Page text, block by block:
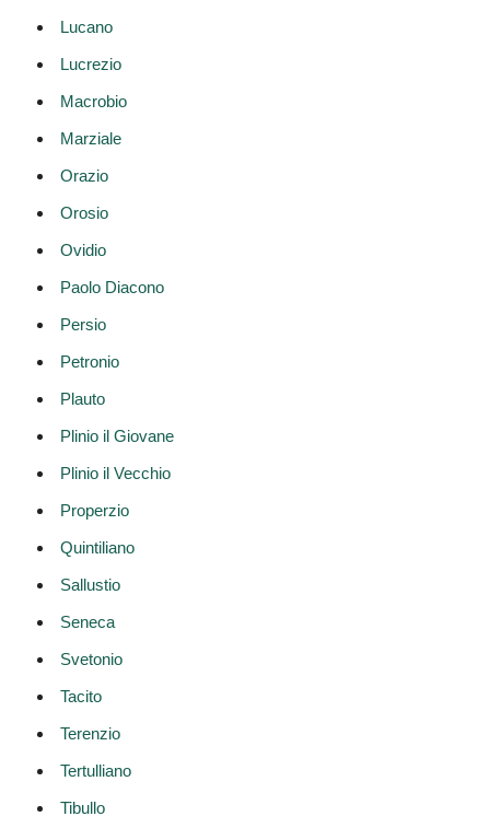
Lucano
Lucrezio
Macrobio
Marziale
Orazio
Orosio
Ovidio
Paolo Diacono
Persio
Petronio
Plauto
Plinio il Giovane
Plinio il Vecchio
Properzio
Quintiliano
Sallustio
Seneca
Svetonio
Tacito
Terenzio
Tertulliano
Tibullo